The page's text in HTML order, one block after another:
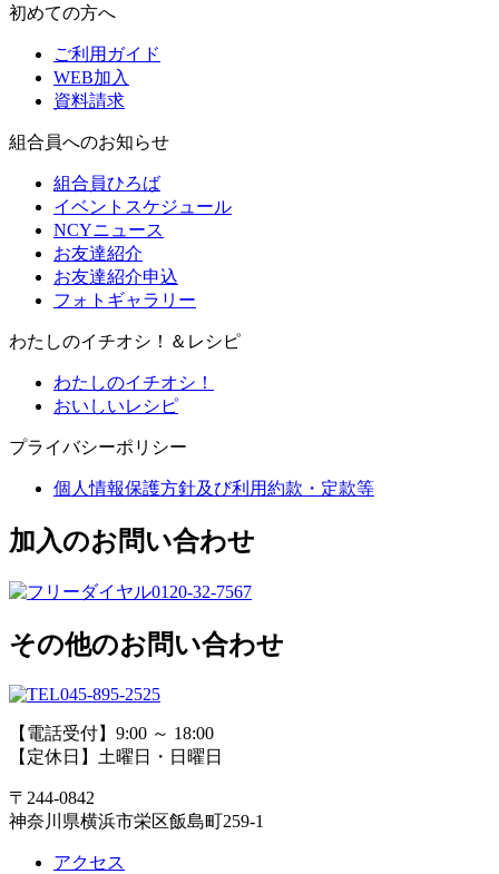
初めての方へ
ご利用ガイド
WEB加入
資料請求
組合員へのお知らせ
組合員ひろば
イベントスケジュール
NCYニュース
お友達紹介
お友達紹介申込
フォトギャラリー
わたしのイチオシ！＆レシピ
わたしのイチオシ！
おいしいレシピ
プライバシーポリシー
個人情報保護方針及び利用約款・定款等
加入のお問い合わせ
0120-32-7567
その他のお問い合わせ
045-895-2525
【電話受付】9:00 ～ 18:00
【定休日】土曜日・日曜日
〒244-0842
神奈川県横浜市栄区飯島町259-1
アクセス